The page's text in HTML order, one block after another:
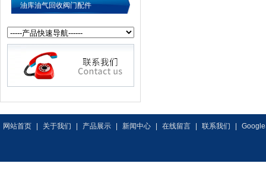
油库油气回收阀门配件
网站首页 关于我们 产品展示 新闻中心 在线留言 联系我们